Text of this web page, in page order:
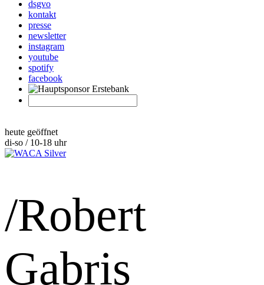
dsgvo
kontakt
presse
newsletter
instagram
youtube
spotify
facebook
heute geöffnet
di-so / 10-18 uhr
/Robert
Gabris